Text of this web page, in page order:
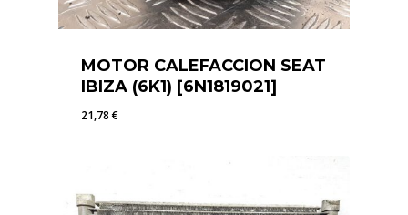
MOTOR CALEFACCION SEAT
IBIZA (6K1) [6N1819021]
21,78€